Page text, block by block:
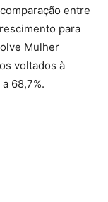
entre
para
Mulher
voltados à
68,7%.